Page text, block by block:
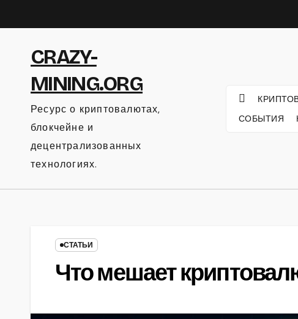
к
CRAZY-
MINING.ORG
Ресурс о криптовалютах,
блокчейне и
децентрализованных
технологиях.
СОБЫТИЯ
СТАТЬИ
Что мешает